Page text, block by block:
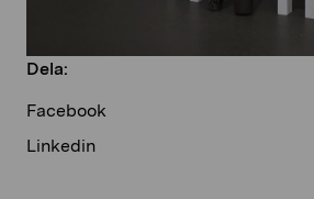
Dela:
Facebook
Linkedin